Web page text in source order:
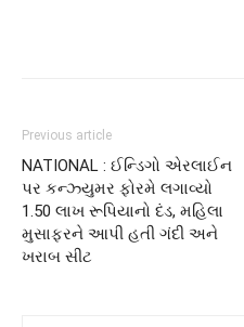
Previous article
NATIONAL : ઈન્ડિગો એરલાઈન
પર કન્ઝ્યુમર ફોરમે લગાવ્યો
1.50 લાખ રૂપિયાનો દંડ, મહિલા
મુસાફરને આપી હતી ગંદી અને
ખરાબ સીટ